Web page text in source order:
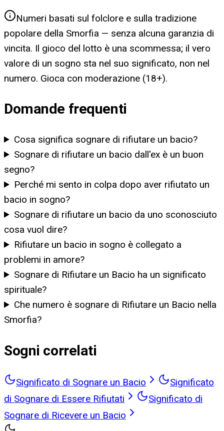
Numeri basati sul folclore e sulla tradizione
popolare della Smorfia — senza alcuna garanzia di
vincita. Il gioco del lotto è una scommessa; il vero
valore di un sogno sta nel suo significato, non nel
numero. Gioca con moderazione (18+).
Domande frequenti
Cosa significa sognare di rifiutare un bacio?
Sognare di rifiutare un bacio dall'ex è un buon
segno?
Perché mi sento in colpa dopo aver rifiutato un
bacio in sogno?
Sognare di rifiutare un bacio da uno sconosciuto
cosa vuol dire?
Rifiutare un bacio in sogno è collegato a
problemi in amore?
Sognare di Rifiutare un Bacio ha un significato
spirituale?
Che numero è sognare di Rifiutare un Bacio nella
Smorfia?
Sogni correlati
Significato di Sognare un Bacio
Significato
di Sognare di Essere Rifiutati
Significato di
Sognare di Ricevere un Bacio